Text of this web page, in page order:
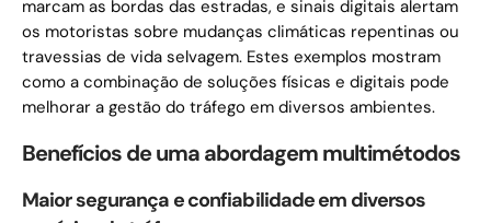
marcam as bordas das estradas, e sinais digitais alertam
os motoristas sobre mudanças climáticas repentinas ou
travessias de vida selvagem. Estes exemplos mostram
como a combinação de soluções físicas e digitais pode
melhorar a gestão do tráfego em diversos ambientes.
Benefícios de uma abordagem multimétodos
Maior segurança e confiabilidade em diversos